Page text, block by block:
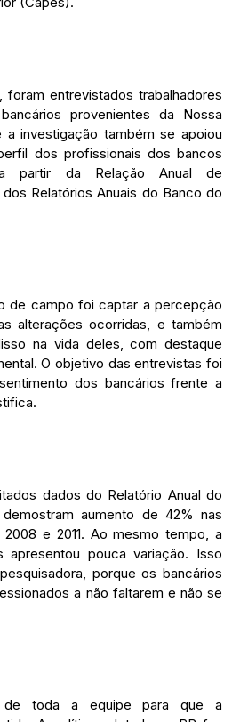
foram entrevistados trabalhadores
provenientes da Nossa
a investigação também se apoiou
dos profissionais dos bancos
partir da Relação Anual de
Relatórios Anuais do Banco do
de campo foi captar a percepção
alterações ocorridas, e também
na vida deles, com destaque
O objetivo das entrevistas foi
dos bancários frente a
dados do Relatório Anual do
aumento de 42% nas
e 2011. Ao mesmo tempo, a
pouca variação. Isso
porque os bancários
a não faltarem e não se
de toda a equipe para que a